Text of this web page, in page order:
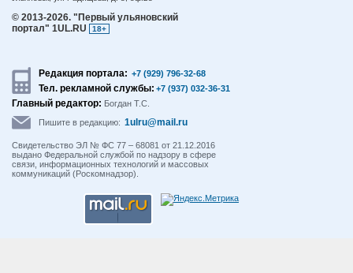
© 2013-2026. "Первый ульяновский
портал" 1UL.RU
18+
Редакция портала: +7 (929) 796-32-68
Тел. рекламной службы: +7 (937) 032-36-31
Главный редактор: Богдан Т.С.
Пишите в редакцию: 1ulru@mail.ru
Свидетельство ЭЛ № ФС 77 – 68081 от 21.12.2016
выдано Федеральной службой по надзору в сфере
связи, информационных технологий и массовых
коммуникаций (Роскомнадзор).